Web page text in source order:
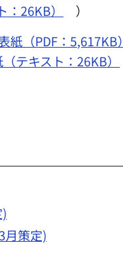
26KB）
）
（PDF：5,617KB）
テキスト：26KB）
月策定)